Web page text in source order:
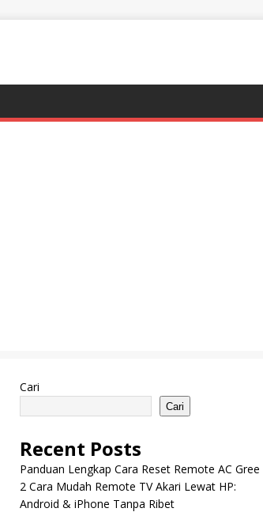
Cari
Cari
Recent Posts
Panduan Lengkap Cara Reset Remote AC Gree
2 Cara Mudah Remote TV Akari Lewat HP:
Android & iPhone Tanpa Ribet